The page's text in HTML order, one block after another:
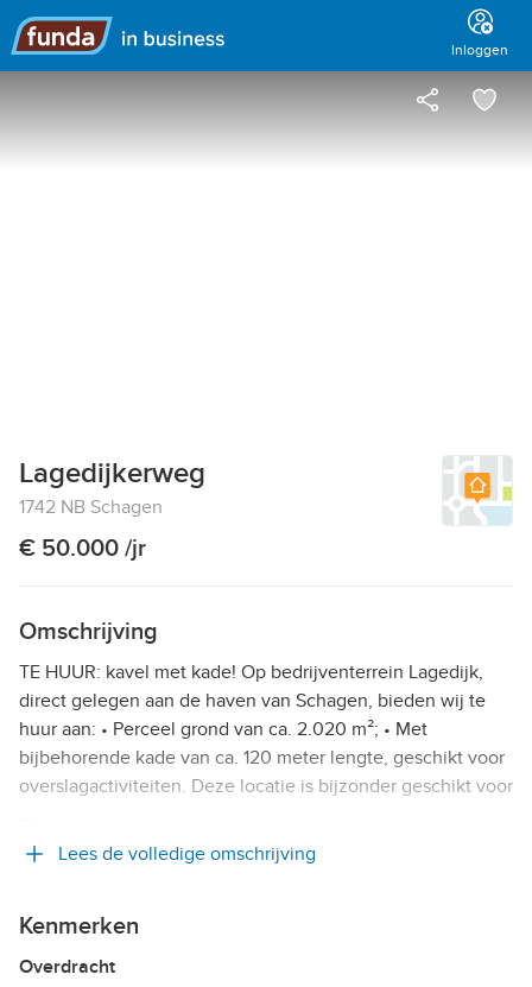
Hoofdmenu
Inloggen
Lagedijkerweg
1742 NB Schagen
€ 50.000 /jr
Omschrijving
TE HUUR: kavel met kade! Op bedrijventerrein Lagedijk,
direct gelegen aan de haven van Schagen, bieden wij te
huur aan: • Perceel grond van ca. 2.020 m²; • Met
bijbehorende kade van ca. 120 meter lengte, geschikt voor
overslagactiviteiten. Deze locatie is bijzonder geschikt voor
Lees de volledige omschrijving
Kenmerken
Overdracht